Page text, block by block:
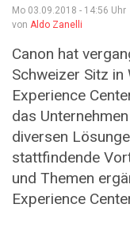
Mo 03.09.2018 - 14:56 Uhr
von Aldo Zanelli
Canon hat
Schweizer Sitz in
Experience
das
diversen
stattfindende
und Themen
Experience